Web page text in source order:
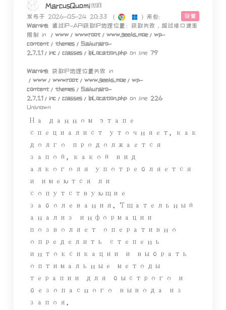
MarcusQuomi
回复
发布于 2026-05-24 20:33 ( ) 来自:
Warning: 通过IP-API获取IP地理位置：获取失败，超过接口速率
限制 in
/www/wwwroot/www.geeks.moe/wp-
content/themes/Sakurairo-
2.7.1.1/inc/classes/IpLocation.phpon line 79
Warning: 获取IP地理位置失败 in
/www/wwwroot/www.geeks.moe/wp-
content/themes/Sakurairo-
2.7.1.1/inc/classes/IpLocation.phpon line 226
Unknown
На данном этапе
специалист уточняет, как
долго продолжается
запой, какой вид
алкоголя употребляется
и имеются ли
сопутствующие
заболевания. Тщательный
анализ информации
позволяет оперативно
определить степень
интоксикации и выбрать
оптимальные методы
терапии для быстрого и
безопасного вывода из
запоя.